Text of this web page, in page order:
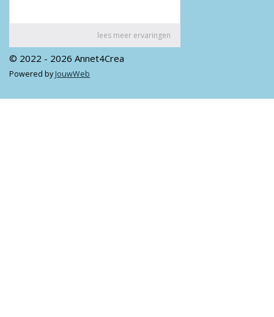
© 2022 - 2026 Annet4Crea
Powered by JouwWeb